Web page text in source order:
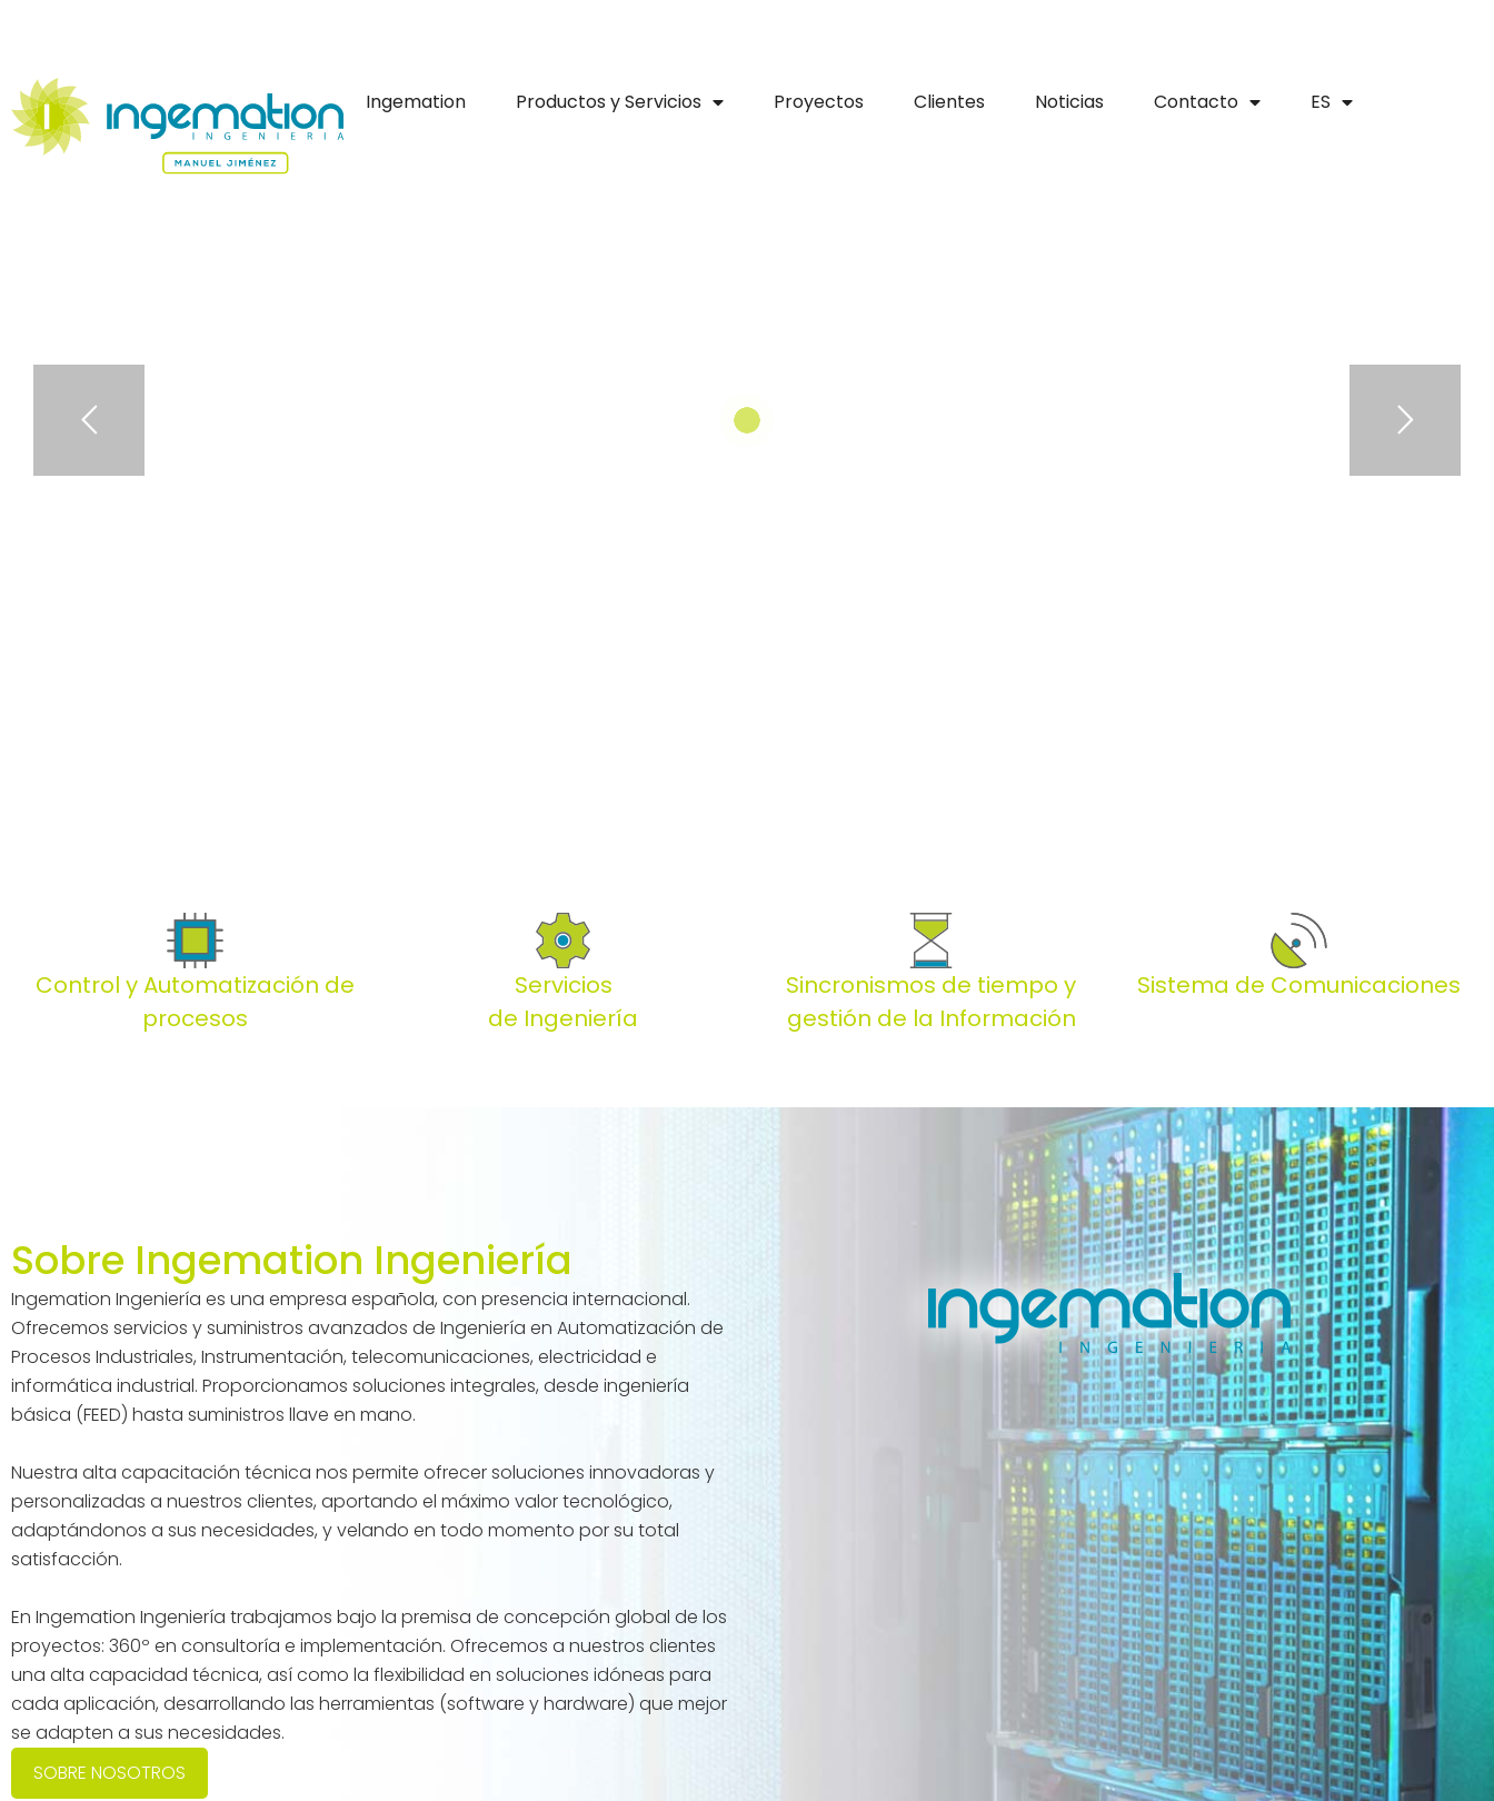
Ingemation Productos y Servicios Proyectos Clientes Noticias Contacto ES
Control y Automatización de
procesos
Servicios
de Ingeniería
Sincronismos de tiempo y
gestión de la Información
Sistema de Comunicaciones
Sobre Ingemation Ingeniería
Ingemation Ingeniería es una empresa española, con presencia internacional.
Ofrecemos servicios y suministros avanzados de Ingeniería en Automatización de
Procesos Industriales, Instrumentación, telecomunicaciones, electricidad e
informática industrial. Proporcionamos soluciones integrales, desde ingeniería
básica (FEED) hasta suministros llave en mano.
Nuestra alta capacitación técnica nos permite ofrecer soluciones innovadoras y
personalizadas a nuestros clientes, aportando el máximo valor tecnológico,
adaptándonos a sus necesidades, y velando en todo momento por su total
satisfacción.
En Ingemation Ingeniería trabajamos bajo la premisa de concepción global de los
proyectos: 360º en consultoría e implementación. Ofrecemos a nuestros clientes
una alta capacidad técnica, así como la flexibilidad en soluciones idóneas para
cada aplicación, desarrollando las herramientas (software y hardware) que mejor
se adapten a sus necesidades.
SOBRE NOSOTROS